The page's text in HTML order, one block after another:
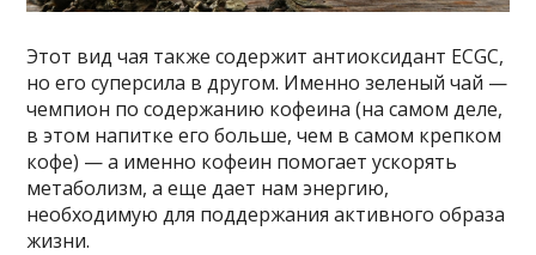
Этот вид чая также содержит антиоксидант ECGC,
но его суперсила в другом. Именно зеленый чай —
чемпион по содержанию кофеина (на самом деле,
в этом напитке его больше, чем в самом крепком
кофе) — а именно кофеин помогает ускорять
метаболизм, а еще дает нам энергию,
необходимую для поддержания активного образа
жизни.